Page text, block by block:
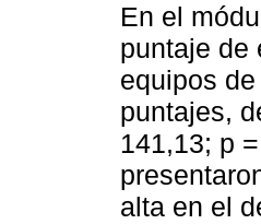
En el
puntaje de
equipos
puntajes,
141,13; p
alta en el